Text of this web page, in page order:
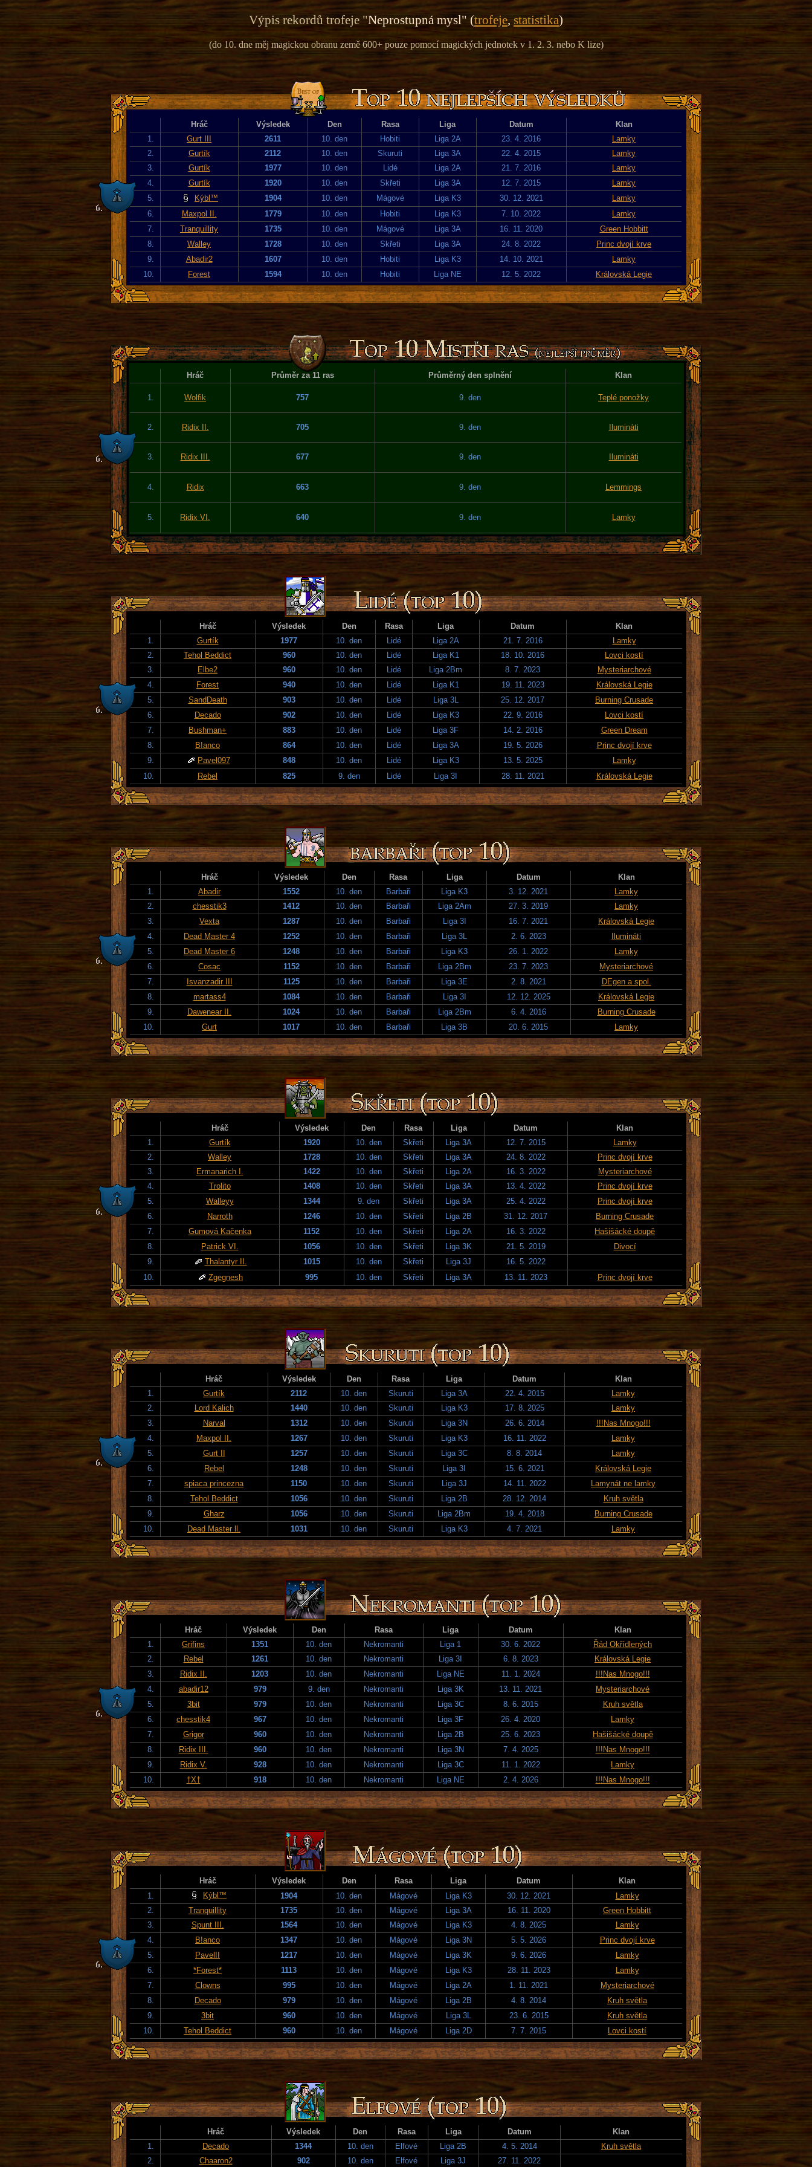
Výpis rekordů trofeje "Neprostupná mysl" (trofeje,statistika)
(do 10. dne měj magickou obranu země 600+ pouze pomocí magických jednotek v 1. 2. 3. nebo K lize)
Hráč Výsledek Den Rasa Liga Datum
Klan
1.
Gurt III 2611 10. den Hobiti Liga 2A 23. 4. 2016
Lamky
2.
Gurtík 2112 10. den Skuruti Liga 3A 22. 4. 2015
Lamky
3.
Gurtík 1977 10. den Lidé Liga 2A 21. 7. 2016
Lamky
4.
Gurtík 1920 10. den Skřeti Liga 3A 12. 7. 2015
Lamky
5.
Kýbl™ 1904 10. den Mágové Liga K3 30. 12. 2021
Lamky
6.
Maxpol II. 1779 10. den Hobiti Liga K3 7. 10. 2022
Lamky
7.
Tranquillity 1735 10. den Mágové Liga 3A 16. 11. 2020
Green Hobbitt
8.
Walley 1728 10. den Skřeti Liga 3A 24. 8. 2022
Princ dvojí krve
9.
Abadir2 1607 10. den Hobiti Liga K3 14. 10. 2021
Lamky
10.
Forest 1594 10. den Hobiti Liga NE 12. 5. 2022 Královská Legie
Hráč Průměr za 11 ras Průměrný den splnění Klan
1. Wolfik 757 9. den Teplé ponožky
2. Ridix II. 705 9. den Ilumináti
3. Ridix III. 677 9. den Ilumináti
4. Ridix 663 9. den Lemmings
5. Ridix VI. 640 9. den Lamky
Hráč Výsledek Den Rasa Liga Datum
Klan
1.
Gurtík 1977 10. den Lidé Liga 2A 21. 7. 2016
Lamky
2.
Tehol Beddict 960 10. den Lidé Liga K1 18. 10. 2016
Lovci kostí
3.
Elbe2 960 10. den Lidé Liga 2Bm 8. 7. 2023
Mysteriarchové
4.
Forest 940 10. den Lidé Liga K1 19. 11. 2023
Královská Legie
5.
SandDeath 903 10. den Lidé Liga 3L 25. 12. 2017
Burning Crusade
6.
Decado 902 10. den Lidé Liga K3 22. 9. 2016
Lovci kostí
7.
Bushman+ 883 10. den Lidé Liga 3F 14. 2. 2016
Green Dream
8.
B!anco 864 10. den Lidé Liga 3A 19. 5. 2026
Princ dvojí krve
9.
Pavel097 848 10. den Lidé Liga K3 13. 5. 2025
Lamky
10.
Rebel 825 9. den Lidé Liga 3I 28. 11. 2021 Královská Legie
Hráč Výsledek Den Rasa Liga Datum
Klan
1.
Abadir 1552 10. den Barbaři Liga K3 3. 12. 2021
Lamky
2.
chesstik3 1412 10. den Barbaři Liga 2Am 27. 3. 2019
Lamky
3.
Vexta 1287 10. den Barbaři Liga 3I 16. 7. 2021
Královská Legie
4.
Dead Master 4 1252 10. den Barbaři Liga 3L 2. 6. 2023
Ilumináti
5.
Dead Master 6 1248 10. den Barbaři Liga K3 26. 1. 2022
Lamky
6.
Cosac 1152 10. den Barbaři Liga 2Bm 23. 7. 2023
Mysteriarchové
7.
Isvanzadir III 1125 10. den Barbaři Liga 3E 2. 8. 2021
DEgen a spol.
8.
martass4 1084 10. den Barbaři Liga 3I 12. 12. 2025
Královská Legie
9.
Dawenear II. 1024 10. den Barbaři Liga 2Bm 6. 4. 2016
Burning Crusade
10.
Gurt 1017 10. den Barbaři Liga 3B 20. 6. 2015 Lamky
Hráč Výsledek Den Rasa Liga Datum
Klan
1.
Gurtík 1920 10. den Skřeti Liga 3A 12. 7. 2015
Lamky
2.
Walley 1728 10. den Skřeti Liga 3A 24. 8. 2022
Princ dvojí krve
3.
Ermanarich I. 1422 10. den Skřeti Liga 2A 16. 3. 2022
Mysteriarchové
4.
Trolito 1408 10. den Skřeti Liga 3A 13. 4. 2022
Princ dvojí krve
5.
Walleyy 1344 9. den Skřeti Liga 3A 25. 4. 2022
Princ dvojí krve
6.
Narroth 1246 10. den Skřeti Liga 2B 31. 12. 2017
Burning Crusade
7.
Gumová Kačenka 1152 10. den Skřeti Liga 2A 16. 3. 2022
Hašišácké doupě
8.
Patrick VI. 1056 10. den Skřeti Liga 3K 21. 5. 2019
Divocí
9.
Thalantyr II. 1015 10. den Skřeti Liga 3J
16. 5. 2022
10.
Zgegnesh 995 10. den Skřeti Liga 3A 13. 11. 2023 Princ dvojí krve
Hráč Výsledek Den Rasa Liga Datum
Klan
1.
Gurtík 2112 10. den Skuruti Liga 3A 22. 4. 2015
Lamky
2.
Lord Kalich 1440 10. den Skuruti Liga K3 17. 8. 2025
Lamky
3.
Narval 1312 10. den Skuruti Liga 3N 26. 6. 2014
!!!Nas Mnogo!!!
4.
Maxpol II. 1267 10. den Skuruti Liga K3 16. 11. 2022
Lamky
5.
Gurt II 1257 10. den Skuruti Liga 3C 8. 8. 2014
Lamky
6.
Rebel 1248 10. den Skuruti Liga 3I 15. 6. 2021
Královská Legie
7.
spiaca princezna 1150 10. den Skuruti Liga 3J 14. 11. 2022
Lamynát ne lamky
8.
Tehol Beddict 1056 10. den Skuruti Liga 2B 28. 12. 2014
Kruh světla
9.
Gharz 1056 10. den Skuruti Liga 2Bm 19. 4. 2018
Burning Crusade
10.
Dead Master ll. 1031 10. den Skuruti Liga K3 4. 7. 2021 Lamky
Hráč Výsledek Den Rasa Liga Datum
Klan
1.
Grifins 1351 10. den Nekromanti Liga 1 30. 6. 2022
Řád Okřídlených
2.
Rebel 1261 10. den Nekromanti Liga 3I 6. 8. 2023
Královská Legie
3.
Ridix II. 1203 10. den Nekromanti Liga NE 11. 1. 2024
!!!Nas Mnogo!!!
4.
abadir12 979 9. den Nekromanti Liga 3K 13. 11. 2021
Mysteriarchové
5.
3bit 979 10. den Nekromanti Liga 3C 8. 6. 2015
Kruh světla
6.
chesstik4 967 10. den Nekromanti Liga 3F 26. 4. 2020
Lamky
7.
Grigor 960 10. den Nekromanti Liga 2B 25. 6. 2023
Hašišácké doupě
8.
Ridix III. 960 10. den Nekromanti Liga 3N 7. 4. 2025
!!!Nas Mnogo!!!
9.
Ridix V. 928 10. den Nekromanti Liga 3C 11. 1. 2022
Lamky
10.
†X† 918 10. den Nekromanti Liga NE 2. 4. 2026 !!!Nas Mnogo!!!
Hráč Výsledek Den Rasa Liga Datum
Klan
1.
Kýbl™ 1904 10. den Mágové Liga K3 30. 12. 2021
Lamky
2.
Tranquillity 1735 10. den Mágové Liga 3A 16. 11. 2020
Green Hobbitt
3.
Spunt III. 1564 10. den Mágové Liga K3 4. 8. 2025
Lamky
4.
B!anco 1347 10. den Mágové Liga 3N 5. 5. 2026
Princ dvojí krve
5.
PavelII 1217 10. den Mágové Liga 3K 9. 6. 2026
Lamky
6.
*Forest* 1113 10. den Mágové Liga K3 28. 11. 2023
Lamky
7.
Clowns 995 10. den Mágové Liga 2A 1. 11. 2021
Mysteriarchové
8.
Decado 979 10. den Mágové Liga 2B 4. 8. 2014
Kruh světla
9.
3bit 960 10. den Mágové Liga 3L 23. 6. 2015
Kruh světla
10.
Tehol Beddict 960 10. den Mágové Liga 2D 7. 7. 2015 Lovci kostí
Hráč Výsledek Den Rasa Liga Datum
Klan
1.
Decado 1344 10. den Elfové Liga 2B 4. 5. 2014
Kruh světla
2.
Chaaron2 902 10. den Elfové Liga 3J 27. 11. 2022